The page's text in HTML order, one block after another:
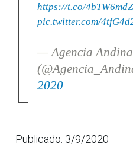
https://t.co/
pic.twitter.com/
— Agencia Andina
2020
Publicado: 3/9/2020